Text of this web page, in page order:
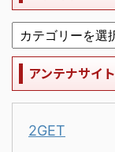
アンテナサイト
2GET